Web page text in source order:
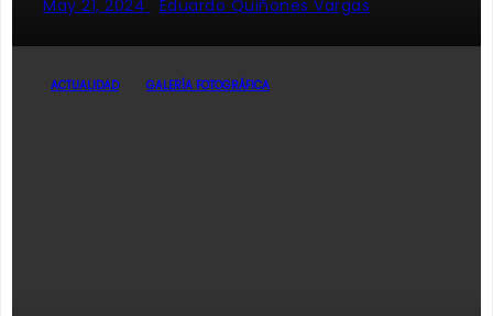
May 21, 2024 Eduardo Quiñones Vargas
ACTUALIDAD GALERÍA FOTOGRÁFICA